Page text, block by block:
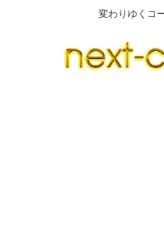
変わりゆくコ